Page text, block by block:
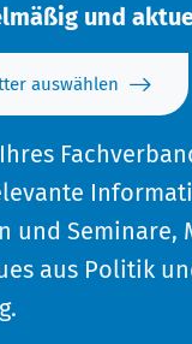
und
auswählen
und Seminare,
aus Politik